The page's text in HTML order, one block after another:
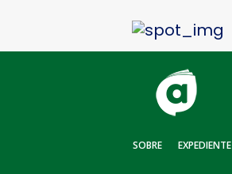
SOBRE EXPEDIENTE